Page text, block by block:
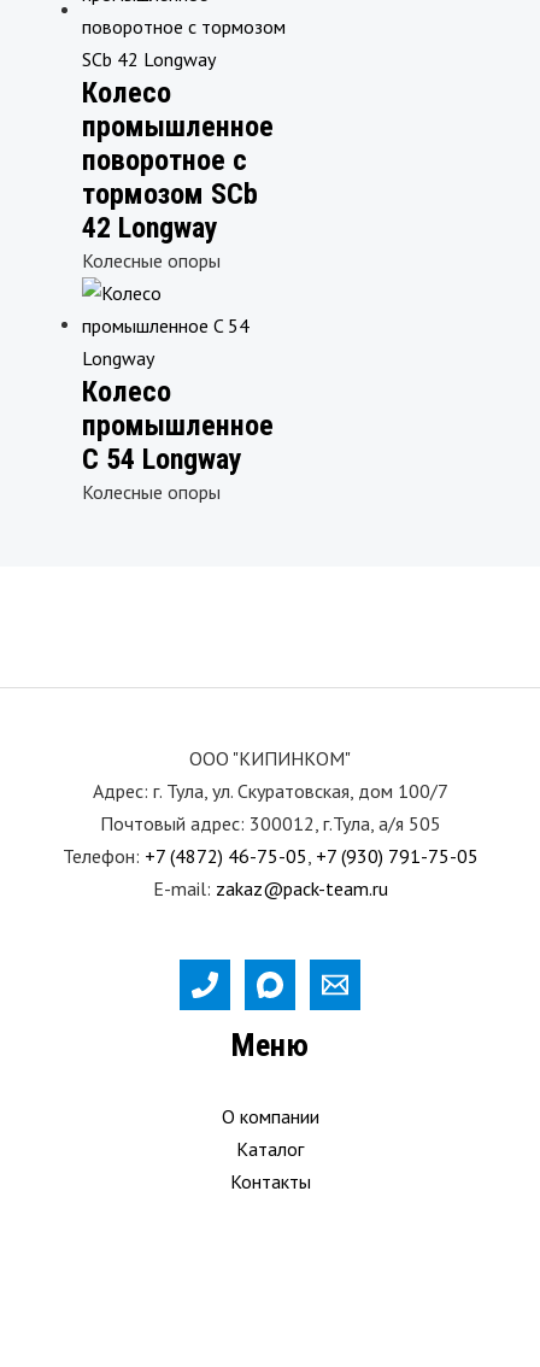
Колесо
промышленное
поворотное с
тормозом SCb
42 Longway
Колесные опоры
Колесо
промышленное
C 54 Longway
Колесные опоры
ООО "КИПИНКОМ"
Адрес: г. Тула, ул. Скуратовская, дом 100/7
Почтовый адрес: 300012, г.Тула, а/я 505
Телефон: +7 (4872) 46-75-05 +7 (930) 791-75-05
E-mail: zakaz@pack-team.ru
Меню
О компании
Каталог
Контакты